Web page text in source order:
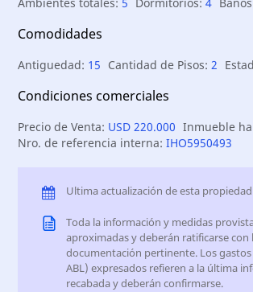
Ambientes totales: 5 Dormitorios:4
Comodidades
Antiguedad: 15 Cantidad de Pisos:2
Condiciones comerciales
Precio de Venta: USD 220.000 Inmueble
Nro. de referencia interna:IHO5950493
Ultima actualización de esta
Toda la información y medidas
aproximadas y deberán ratificarse con
documentación pertinente. Los gastos
ABL) expresados refieren a la última
recabada y deberán confirmarse.